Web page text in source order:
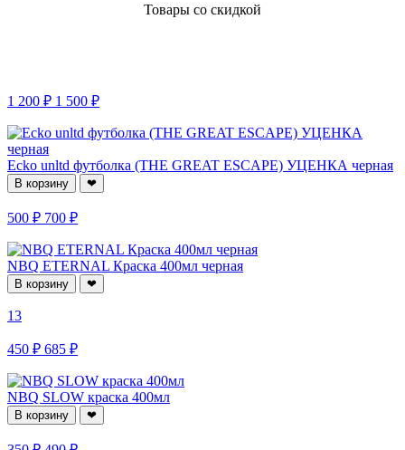
Товары со скидкой
1 200 ₽ 1 500 ₽
Ecko unltd футболка (THE GREAT ESCAPE) УЦЕНКА черная
В корзину ❤
500 ₽ 700 ₽
NBQ ETERNAL Краска 400мл черная
В корзину ❤
13
450 ₽ 685 ₽
NBQ SLOW краска 400мл
В корзину ❤